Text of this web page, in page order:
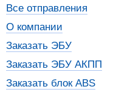
Все отправления
О компании
Заказать ЭБУ
Заказать ЭБУ АКПП
Заказать блок ABS